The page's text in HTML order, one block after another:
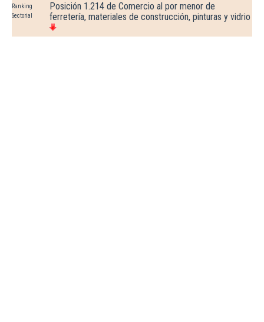
Ranking
Sectorial
Posición 1.214 de Comercio al por menor de
ferretería, materiales de construcción, pinturas y vidrio